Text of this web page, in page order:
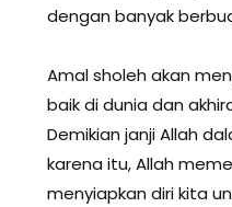
dengan banyak
Amal sholeh akan
baik di dunia dan
Demikian janji Allah
karena itu, Allah
menyiapkan diri kita